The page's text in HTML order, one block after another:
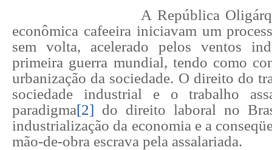
A República
econômica cafeeira iniciavam um
sem volta, acelerado pelos ventos
primeira guerra mundial, tendo como
urbanização da sociedade. O direito do
sociedade industrial e o trabalho
paradigma[2] do direito laboral no
industrialização da economia e a
mão-de-obra escrava pela assalariada.